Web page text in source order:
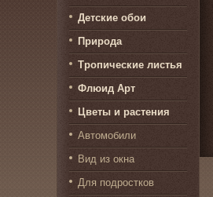
Детские обои
Природа
Тропические листья
Флюид Арт
Цветы и растения
Автомобили
Вид из окна
Для подростков